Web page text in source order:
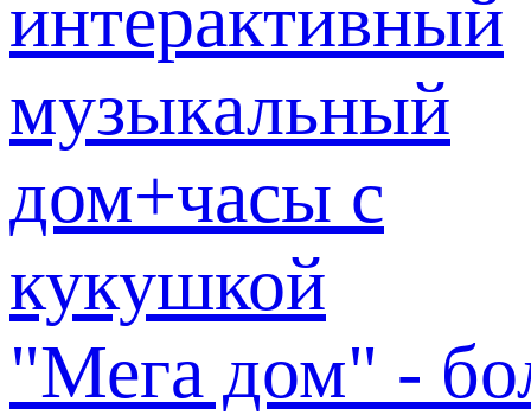
"Мега дом" -